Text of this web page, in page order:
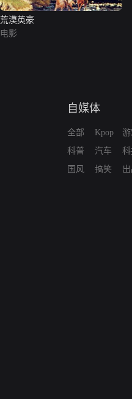
荒漠英豪
电影
自媒体
全部
科普
国风
Kpop
汽车
搞笑
科